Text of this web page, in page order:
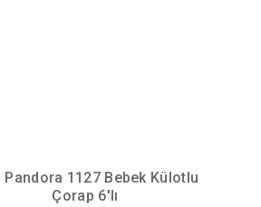
Pandora 1127 Bebek Külotlu
Çorap 6'lı